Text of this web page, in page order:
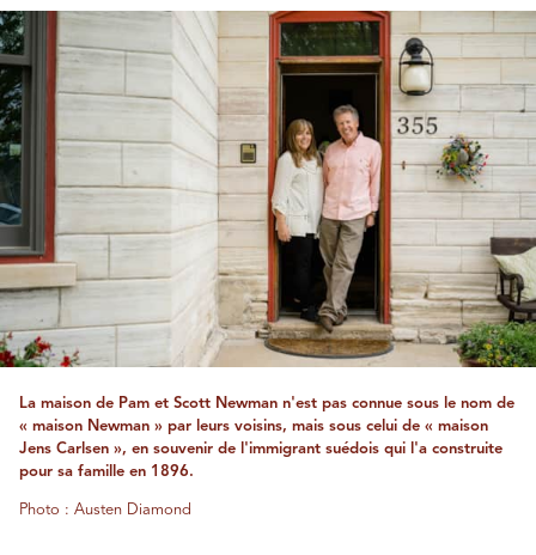
La maison de Pam et Scott Newman n'est pas connue sous le nom de
« maison Newman » par leurs voisins, mais sous celui de « maison
Jens Carlsen », en souvenir de l'immigrant suédois qui l'a construite
pour sa famille en 1896.
Photo : Austen Diamond